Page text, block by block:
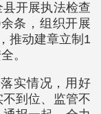
开展执法检查
条，组织开展
推动建章立制1
。
实情况，用好
到位、监管不